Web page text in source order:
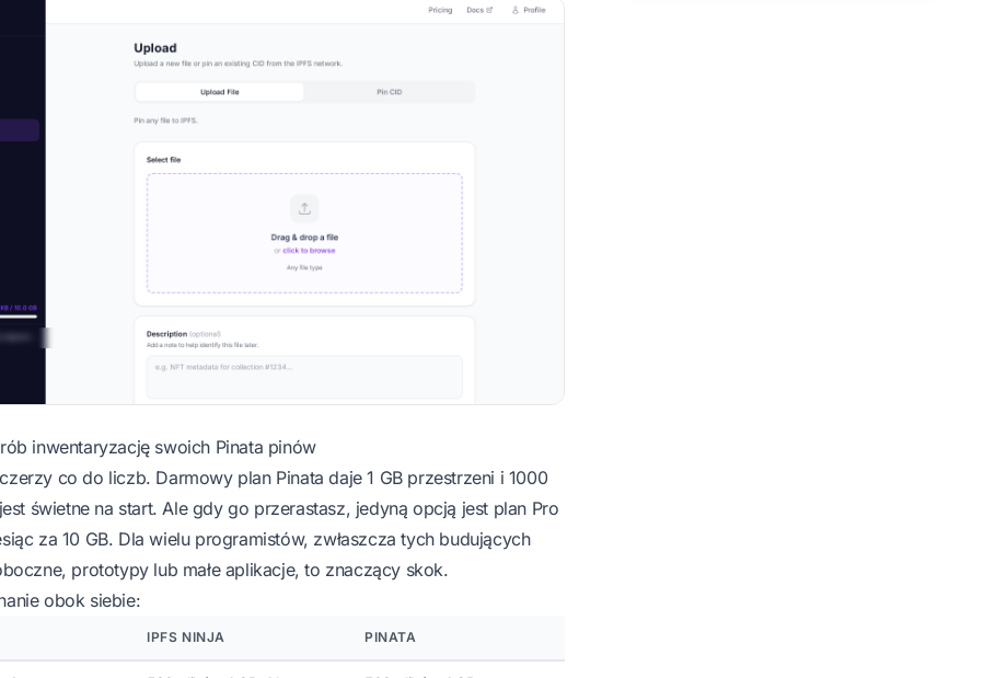
inwentaryzację swoich Pinata pinów
co do liczb. Darmowy plan Pinata daje 1 GB przestrzeni i 1000
świetne na start. Ale gdy go przerastasz, jedyną opcją jest plan Pro
za 10 GB. Dla wielu programistów, zwłaszcza tych budujących
prototypy lub małe aplikacje, to znaczący skok.
obok siebie:
IPFS NINJA PINATA